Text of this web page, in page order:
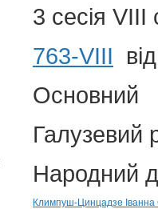
3 сесія VIII
763-VIII
Основний
Галузевий
Народний
Климпуш-Цинцадзе Іванна